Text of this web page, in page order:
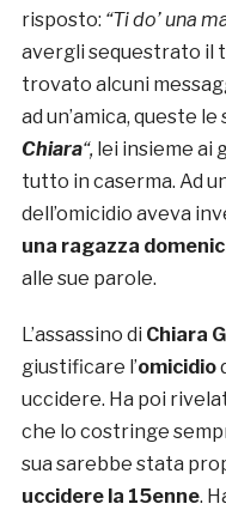
risposto: “Ti do’ una
avergli sequestrato il
trovato alcuni
ad un’amica, queste le
Chiara“, lei insieme ai
tutto in caserma. Ad
dell’omicidio aveva
una ragazza
alle sue parole.
L’assassino di Chiara
giustificare l’omicidio
uccidere. Ha poi
che lo costringe
sua sarebbe stata
uccidere la 15enne.